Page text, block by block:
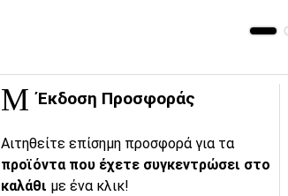
Έκδοση Προσφοράς
Αιτηθείτε επίσημη προσφορά για τα
προϊόντα που έχετε συγκεντρώσει στο
καλάθι με ένα κλικ!